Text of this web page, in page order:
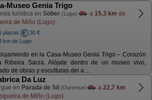
Museo Genia Trigo
turística en Sober (Lugo) a 15,3 km de
de Miño (Lugo)
plazas
30 €
km de Lugo
en la Casa-Museo Genia Trigo – Corazón
Ribeira Sacra. Alójate dentro de un museo vivo,
de obras y esculturas del a ...
Da Luz
en Parada de Sil (Ourense) a 22,7 km
de Miño (Lugo)